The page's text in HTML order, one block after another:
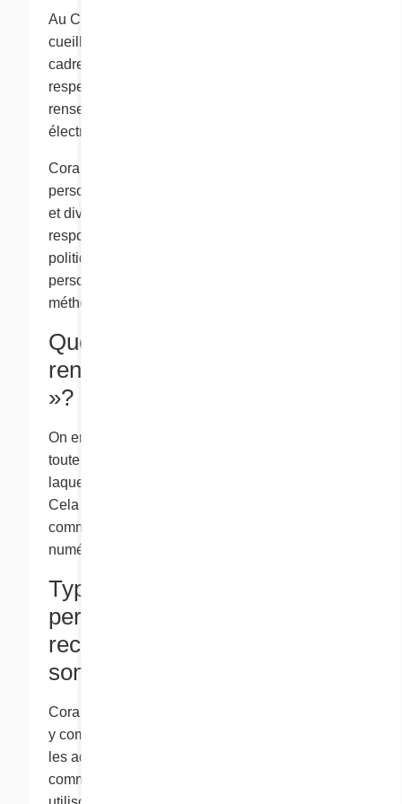
Au Canada, les organismes qui procèdent à la
cueillette de renseignements personnels dans le
cadre de leurs activités commerciales doivent
respecter la Loi sur la protection des
renseignements personnels et les documents
électroniques (la « Loi »).
Cora est responsable des renseignements
personnels qu’elle recueille, utilise, garde à jour
et divulgue. Pour nous acquitter de cette
responsabilité, nous avons préparé la présente
politique et assuré la formation de notre
personnel relativement à nos politiques et
méthodes.
Que sont les «
renseignements personnels
»?
On entendt par « renseignements personnels »
toute information qui vous identifie ou par
laquelle il est possible de déduire votre identité.
Cela ne comprend pas votre nom, votre adresse
commerciale, votre titre professionnel ou votre
numéro de téléphone d’affaires.
Type de renseignements
personnels que nous
recueillons et comment ils
sont utilisés
Cora recueille des renseignements personnels,
y compris les adresses postales à la maison et
les adresses courriel, lorsqu’ils lui sont
communiqués volontairement par vous. Nous